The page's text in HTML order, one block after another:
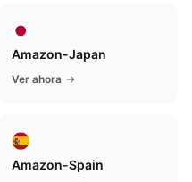
Amazon-Japan
Ver ahora
Amazon-Spain